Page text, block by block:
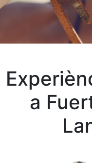
a